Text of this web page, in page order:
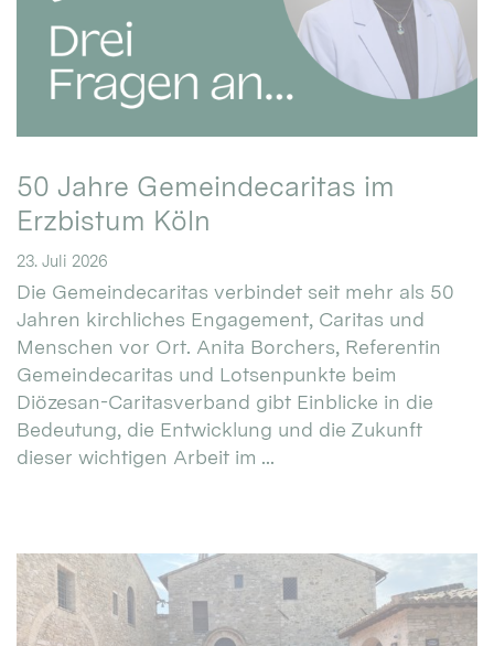
50 Jahre Gemeindecaritas im
Erzbistum Köln
23. Juli 2026
Die Gemeindecaritas verbindet seit mehr als 50
Jahren kirchliches Engagement, Caritas und
Menschen vor Ort. Anita Borchers, Referentin
Gemeindecaritas und Lotsenpunkte beim
Diözesan-Caritasverband gibt Einblicke in die
Bedeutung, die Entwicklung und die Zukunft
dieser wichtigen Arbeit im ...